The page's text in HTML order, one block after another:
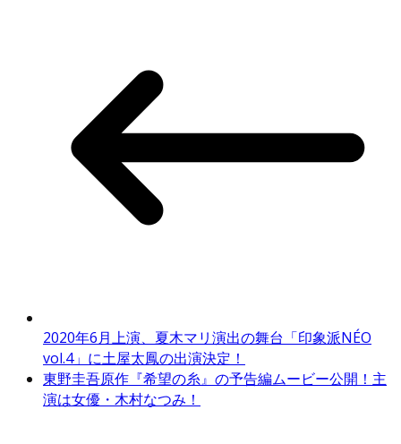
2020年6月上演、夏木マリ演出の舞台「印象派NÉO
vol.4」に土屋太鳳の出演決定！
東野圭吾原作『希望の糸』の予告編ムービー公開！主
演は女優・木村なつみ！